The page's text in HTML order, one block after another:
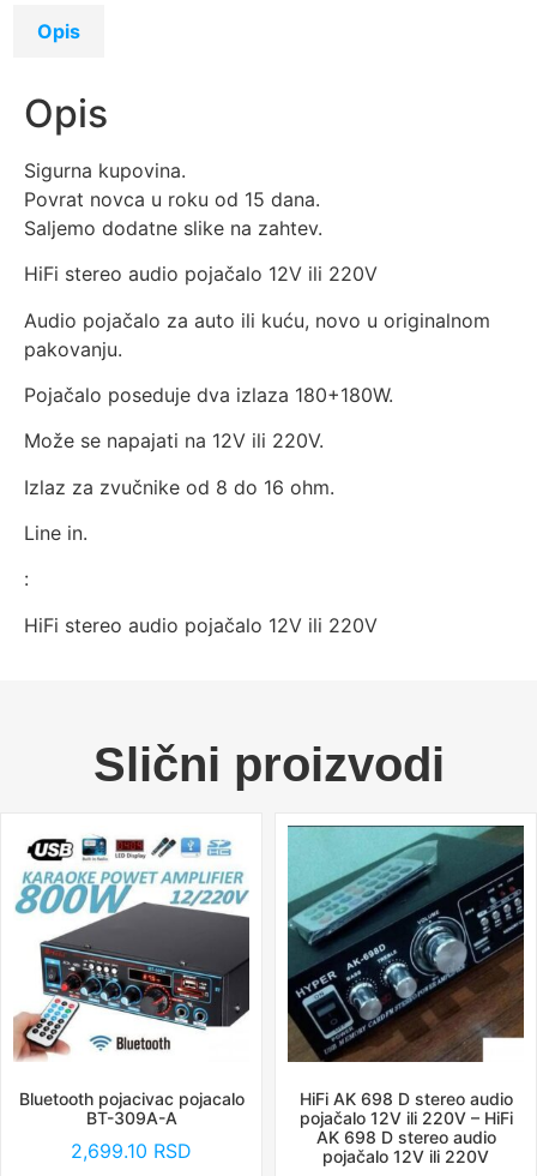
Opis
Opis
Sigurna kupovina.
Povrat novca u roku od 15 dana.
Saljemo dodatne slike na zahtev.
HiFi stereo audio pojačalo 12V ili 220V
Audio pojačalo za auto ili kuću, novo u originalnom
pakovanju.
Pojačalo poseduje dva izlaza 180+180W.
Može se napajati na 12V ili 220V.
Izlaz za zvučnike od 8 do 16 ohm.
Line in.
:
HiFi stereo audio pojačalo 12V ili 220V
Slični proizvodi
Bluetooth pojacivac pojacalo
BT-309A-A
2,699.10 RSD
HiFi AK 698 D stereo audio
pojačalo 12V ili 220V – HiFi
AK 698 D stereo audio
pojačalo 12V ili 220V